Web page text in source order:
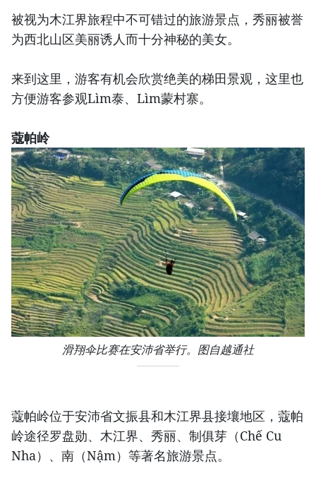
被视为木江界旅程中不可错过的旅游景点，秀丽被誉
为西北山区美丽诱人而十分神秘的美女。
来到这里，游客有机会欣赏绝美的梯田景观，这里也
方便游客参观Lìm泰、Lìm蒙村寨。
蔻帕岭
滑翔伞比赛在安沛省举行。图自越通社
蔻帕岭位于安沛省文振县和木江界县接壤地区，蔻帕
岭途径罗盘勋、木江界、秀丽、制俱芽（Chế Cu
Nha）、南（Nậm）等著名旅游景点。